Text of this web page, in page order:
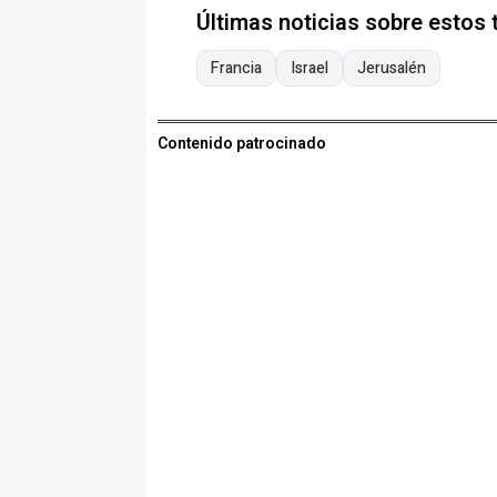
Últimas noticias sobre estos
Francia Israel Jerusalén
Contenido patrocinado